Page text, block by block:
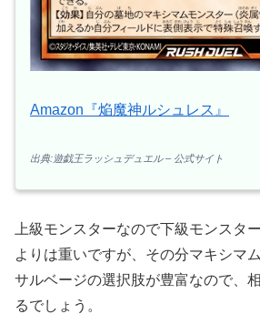
Amazon『焔魔神ルシュレス』
出典:遊戯王ラッシュデュエル – 公式サイト
上級モンスターなので下級モンスタ
よりは重いですが、その分マキシマ
サルベージの選択肢が豊富なので、
るでしょう。